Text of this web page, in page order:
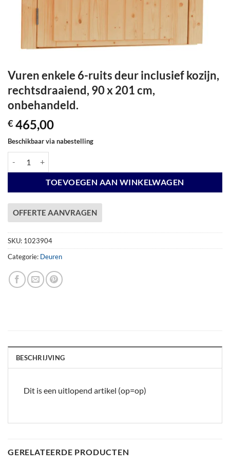
Vuren enkele 6-ruits deur inclusief kozijn,
rechtsdraaiend, 90 x 201 cm,
onbehandeld.
€ 465,00
Beschikbaar via nabestelling
TOEVOEGEN AAN WINKELWAGEN
OFFERTE AANVRAGEN
SKU: 1023904
Categorie: Deuren
BESCHRIJVING
Dit is een uitlopend artikel (op=op)
GERELATEERDE PRODUCTEN